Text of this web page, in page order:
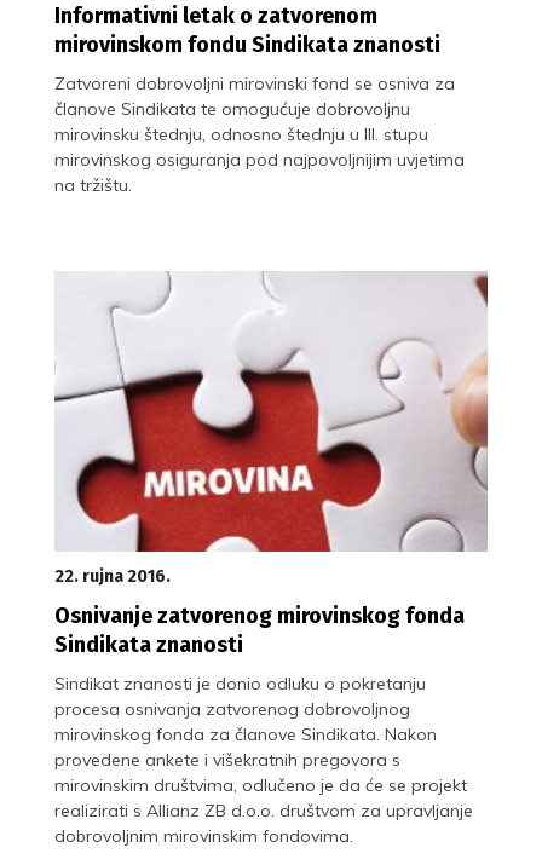
Informativni letak o zatvorenom
mirovinskom fondu Sindikata znanosti
Zatvoreni dobrovoljni mirovinski fond se osniva za
članove Sindikata te omogućuje dobrovoljnu
mirovinsku štednju, odnosno štednju u III. stupu
mirovinskog osiguranja pod najpovoljnijim uvjetima
na tržištu.
22. rujna 2016.
Osnivanje zatvorenog mirovinskog fonda
Sindikata znanosti
Sindikat znanosti je donio odluku o pokretanju
procesa osnivanja zatvorenog dobrovoljnog
mirovinskog fonda za članove Sindikata. Nakon
provedene ankete i višekratnih pregovora s
mirovinskim društvima, odlučeno je da će se projekt
realizirati s Allianz ZB d.o.o. društvom za upravljanje
dobrovoljnim mirovinskim fondovima.